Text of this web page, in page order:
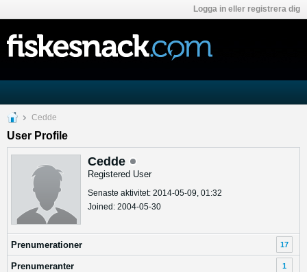
Logga in eller registrera dig
Cedde
User Profile
Cedde
Registered User
Senaste aktivitet: 2014-05-09, 01:32
Joined: 2004-05-30
Prenumerationer 17
Prenumeranter 1